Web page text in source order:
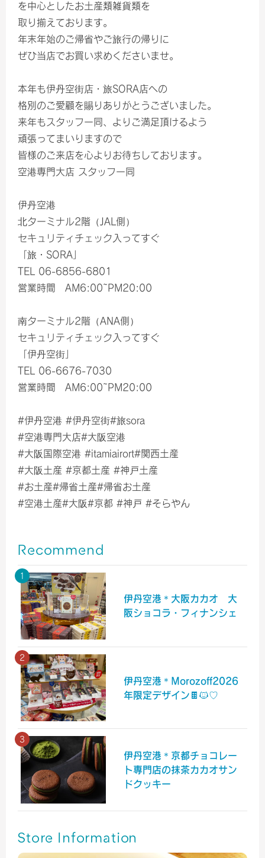
を中心としたお土産類雑貨類を
取り揃えております。
年末年始のご帰省やご旅行の帰りに
ぜひ当店でお買い求めくださいませ。
本年も伊丹空街店・旅SORA店への
格別のご愛顧を賜りありがとうございました。
来年もスタッフ一同、よりご満足頂けるよう
頑張ってまいりますので
皆様のご来店を心よりお待ちしております。
空港専門大店 スタッフ一同
伊丹空港
北ターミナル2階（JAL側）
セキュリティチェック入ってすぐ
「旅・SORA」
TEL 06-6856-6801
営業時間 AM6:00~PM20:00
南ターミナル2階（ANA側）
セキュリティチェック入ってすぐ
「伊丹空街」
TEL 06-6676-7030
営業時間 AM6:00~PM20:00
#伊丹空港 #伊丹空街#旅sora
#空港専門大店#大阪空港
#大阪国際空港 #itamiairort#関西土産
#大阪土産 #京都土産 #神戸土産
#お土産#帰省土産#帰省お土産
#空港土産#大阪#京都 #神戸 #そらやん
Recommend
伊丹空港＊大阪カカオ 大
阪ショコラ・フィナンシェ
伊丹空港＊Morozoff2026
年限定デザイン🍫🐱♡
伊丹空港＊京都チョコレー
ト専門店の抹茶カカオサン
ドクッキー
Store Information